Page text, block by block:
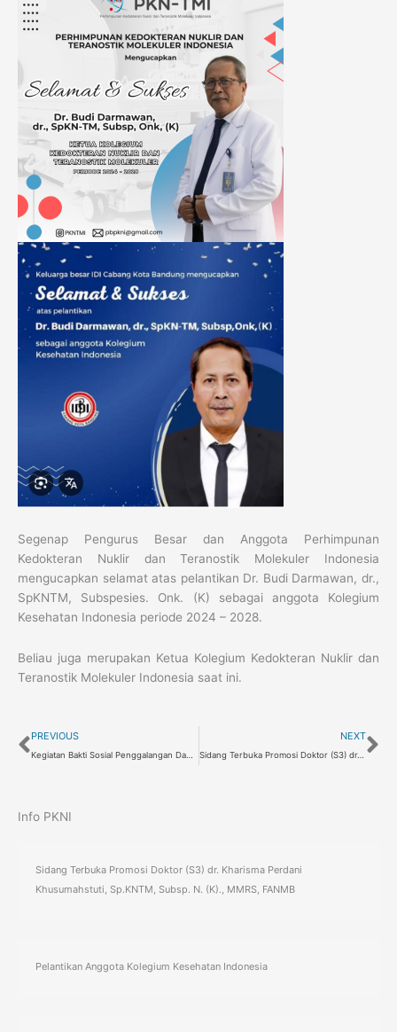
Segenap Pengurus Besar dan Anggota Perhimpunan
Kedokteran Nuklir dan Teranostik Molekuler Indonesia
mengucapkan selamat atas pelantikan Dr. Budi Darmawan, dr.,
SpKNTM, Subspesies. Onk. (K) sebagai anggota Kolegium
Kesehatan Indonesia periode 2024 – 2028.
Beliau juga merupakan Ketua Kolegium Kedokteran Nuklir dan
Teranostik Molekuler Indonesia saat ini.
Prev
PREVIOUS NEXT
Sidang Terbuka Promosi Doktor (S3) dr. Kharisma Perdani Khusumahstuti, Sp.KNTM, Subsp. N. (K)., MMRS, FANMB
Info PKNI
Sidang Terbuka Promosi Doktor (S3) dr. Kharisma Perdani
Khusumahstuti, Sp.KNTM, Subsp. N. (K)., MMRS, FANMB
Pelantikan Anggota Kolegium Kesehatan Indonesia